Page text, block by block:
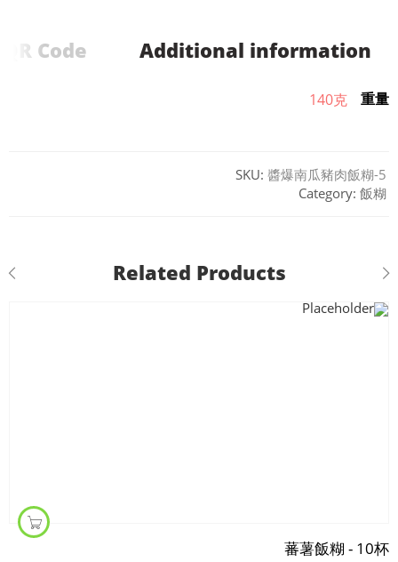
Additional information
QR Code
重量
140克
SKU: 醬爆南瓜豬肉飯糊-5
Category: 飯糊
Related Products
蕃薯飯糊 - 10杯